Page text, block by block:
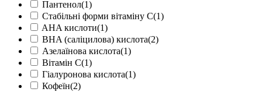
Пантенол(1)
Стабільні форми вітаміну С(1)
AHA кислоти(1)
BHA (саліцилова) кислота(2)
Азелаїнова кислота(1)
Вітамін С(1)
Гіалуронова кислота(1)
Кофеїн(2)